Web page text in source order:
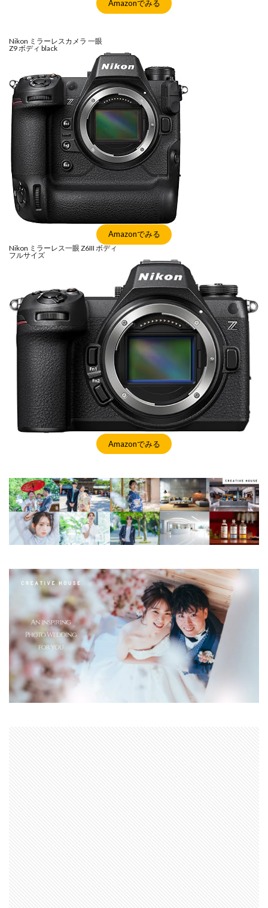
Amazonでみる
Nikon ミラーレスカメラ 一眼
Z9 ボディ black
Amazonでみる
Nikon ミラーレス一眼 Z6III ボディ
フルサイズ
Amazonでみる